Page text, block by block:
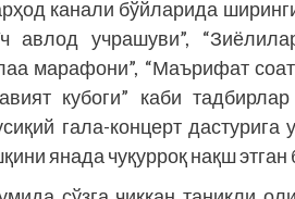
канали бўйларида
авлод учрашуви”,
марафони”, “Маърифат
кубоги” каби
гала-концерт
янада чуқурроқ нақш